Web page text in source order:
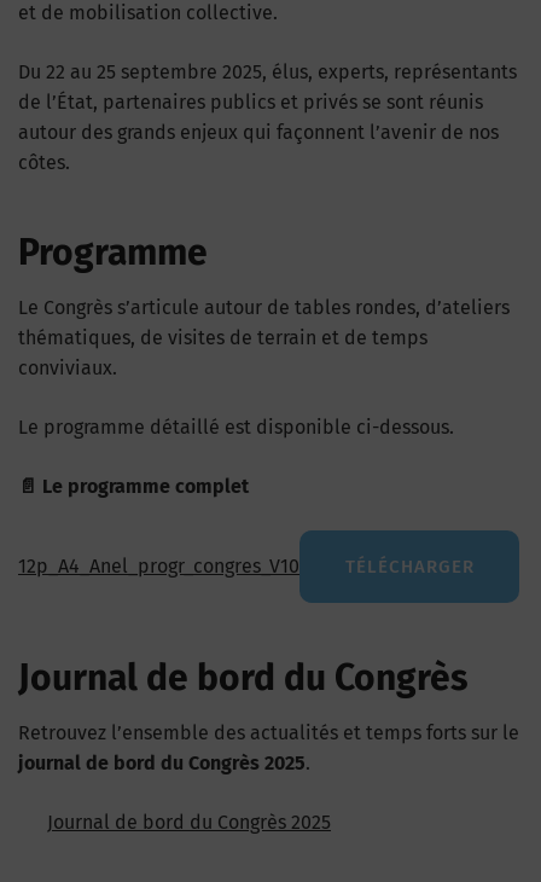
et de mobilisation collective.
Du 22 au 25 septembre 2025, élus, experts, représentants
de l’État, partenaires publics et privés se sont réunis
autour des grands enjeux qui façonnent l’avenir de nos
côtes.
Programme
Le Congrès s’articule autour de tables rondes, d’ateliers
thématiques, de visites de terrain et de temps
conviviaux.
Le programme détaillé est disponible ci-dessous.
📄 Le programme complet
12p_A4_Anel_progr_congres_V10 TÉLÉCHARGER
Journal de bord du Congrès
Retrouvez l’ensemble des actualités et temps forts sur le
journal de bord du Congrès 2025.
Journal de bord du Congrès 2025